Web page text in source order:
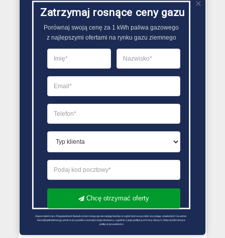
Butle gazowe Myślibórz
Gaz płynny Myślibórz
LPG Myślibórz
Dostawcy gazu Myślibórz
PORÓWNYWARKA OFERT GAZU
Zatrzymaj rosnące ceny gazu
Porównaj swoją cenę za 1 kWh paliwa gazowego
z najlepszymi ofertami na rynku gazu ziemnego
Chcę otrzymać oferty
Zapoznałem się z Regulaminem Świadczenie Usług i go akceptuję Każdą ze zgód można wycofać wysyłając wiadomość na adres
biuro@optimalenergy.pl lub w przypadku zewnętrznego dostawcy, zgodnie z jego polityką ochrony danych. Więcej informacji w
polityce prywatności